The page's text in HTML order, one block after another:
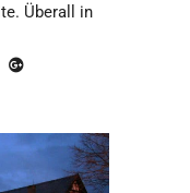
Überall in